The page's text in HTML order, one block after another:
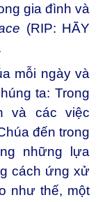
gia đình và
(RIP: HÃY
mỗi ngày và
ta: Trong
và các việc
đến trong
những lựa
cách ứng xử
như thế, một